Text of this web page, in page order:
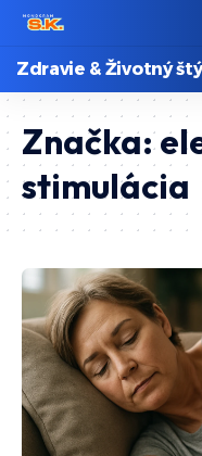
Zdravie & Životný
Značka:
stimulácia